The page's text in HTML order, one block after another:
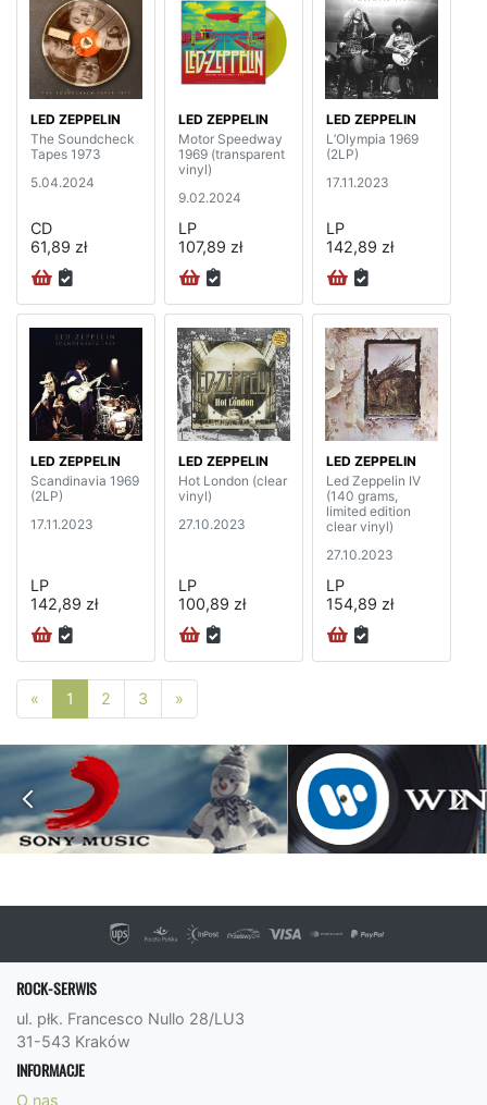
LED ZEPPELIN
The Soundcheck
Tapes 1973
5.04.2024
CD
61,89 zł
LED ZEPPELIN
Motor Speedway
1969 (transparent
vinyl)
9.02.2024
LP
107,89 zł
LED ZEPPELIN
L’Olympia 1969
(2LP)
17.11.2023
LP
142,89 zł
LED ZEPPELIN
Scandinavia 1969
(2LP)
17.11.2023
LP
142,89 zł
LED ZEPPELIN
Hot London (clear
vinyl)
27.10.2023
LP
100,89 zł
LED ZEPPELIN
Led Zeppelin IV
(140 grams,
limited edition
clear vinyl)
27.10.2023
LP
154,89 zł
« Poprzednia strona
1 2 3 »
ROCK-SERWIS
ul. płk. Francesco Nullo 28/LU3
31-543 Kraków
INFORMACJE
O nas